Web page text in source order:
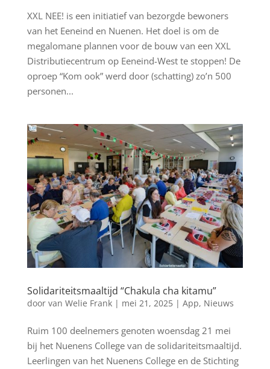
XXL NEE! is een initiatief van bezorgde bewoners
van het Eeneind en Nuenen. ​Het doel is om de
megalomane plannen voor de bouw van een XXL
Distributiecentrum op Eeneind-West te stoppen! De
oproep “Kom ook” werd door (schatting) zo’n 500
personen...
Solidariteitsmaaltijd “Chakula cha kitamu”
door van Welie Frank| mei 21, 2025| App, Nieuws
Ruim 100 deelnemers genoten woensdag 21 mei
bij het Nuenens College van de solidariteitsmaaltijd.
Leerlingen van het Nuenens College en de Stichting